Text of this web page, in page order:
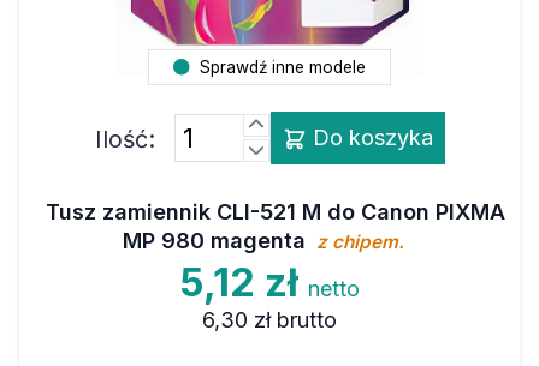
Sprawdź inne modele
Ilość: Do koszyka
Tusz zamiennik CLI-521 M do Canon PIXMA
MP 980 magenta z chipem.
5,12 zł netto
6,30 zł brutto